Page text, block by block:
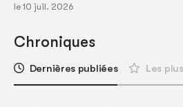
le 10 juil. 2026
Chroniques
Dernières publiées Les